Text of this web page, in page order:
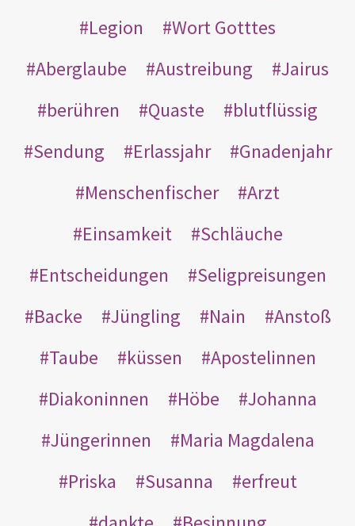
Legion
Wort Gotttes
Aberglaube
Austreibung
Jairus
berühren
Quaste
blutflüssig
Sendung
Erlassjahr
Gnadenjahr
Menschenfischer
Arzt
Einsamkeit
Schläuche
Entscheidungen
Seligpreisungen
Backe
Jüngling Nain
Anstoß
Taube
küssen
Apostelinnen
Diakoninnen
Höbe
Johanna
Jüngerinnen
Maria Magdalena
Priska
Susanna
erfreut